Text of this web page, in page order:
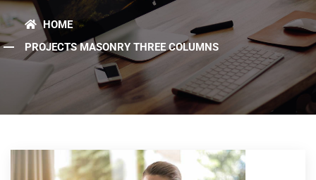
HOME
PROJECTS MASONRY THREE COLUMNS